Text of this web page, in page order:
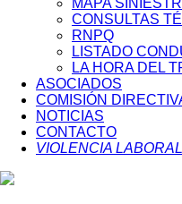
MAPA
CONSULTAS
RNPQ
LISTADO
LA HORA DEL
ASOCIADOS
COMISIÓN
NOTICIAS
CONTACTO
VIOLENCIA